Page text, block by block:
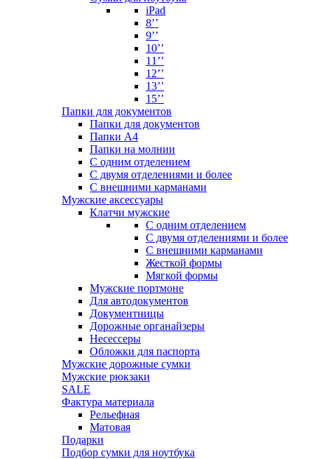
iPad
8’’
9’’
10’’
11’’
12’’
13’’
15’’
Папки для документов
Папки для документов
Папки А4
Папки на молнии
С одним отделением
С двумя отделениями и более
С внешними карманами
Мужские аксессуары
Клатчи мужские
С одним отделением
С двумя отделениями и более
С внешними карманами
Жесткой формы
Мягкой формы
Мужские портмоне
Для автодокументов
Документницы
Дорожные органайзеры
Несессеры
Обложки для паспорта
Мужские дорожные сумки
Мужские рюкзаки
SALE
Фактура материала
Рельефная
Матовая
Подарки
Подбор сумки для ноутбука